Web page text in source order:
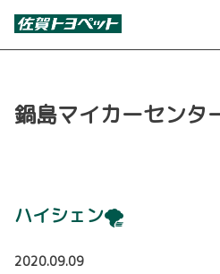
鍋島マイカーセンタ
ハイシェン🌪
2020.09.09